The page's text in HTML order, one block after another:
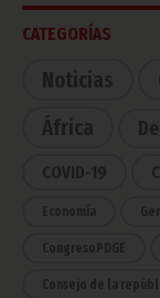
CATEGORÍAS
Noticias
África
COVID-19
Economía
CongresoPDGE
Consejo de la